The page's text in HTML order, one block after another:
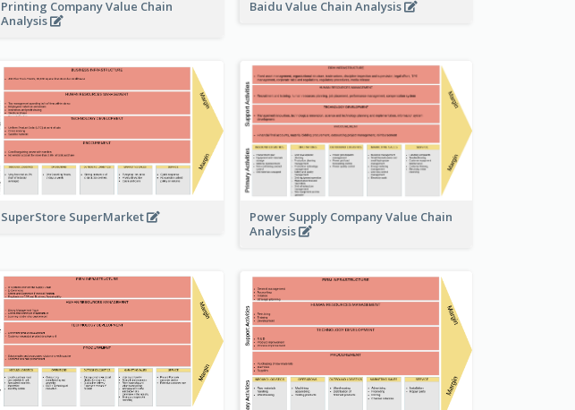
Printing Company Value Chain
Analysis
Baidu Value Chain Analysis
SuperStore SuperMarket
Power Supply Company Value Chain
Analysis